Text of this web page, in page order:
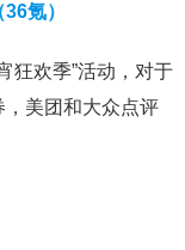
氪）
狂欢季”活动，对于
美团和大众点评